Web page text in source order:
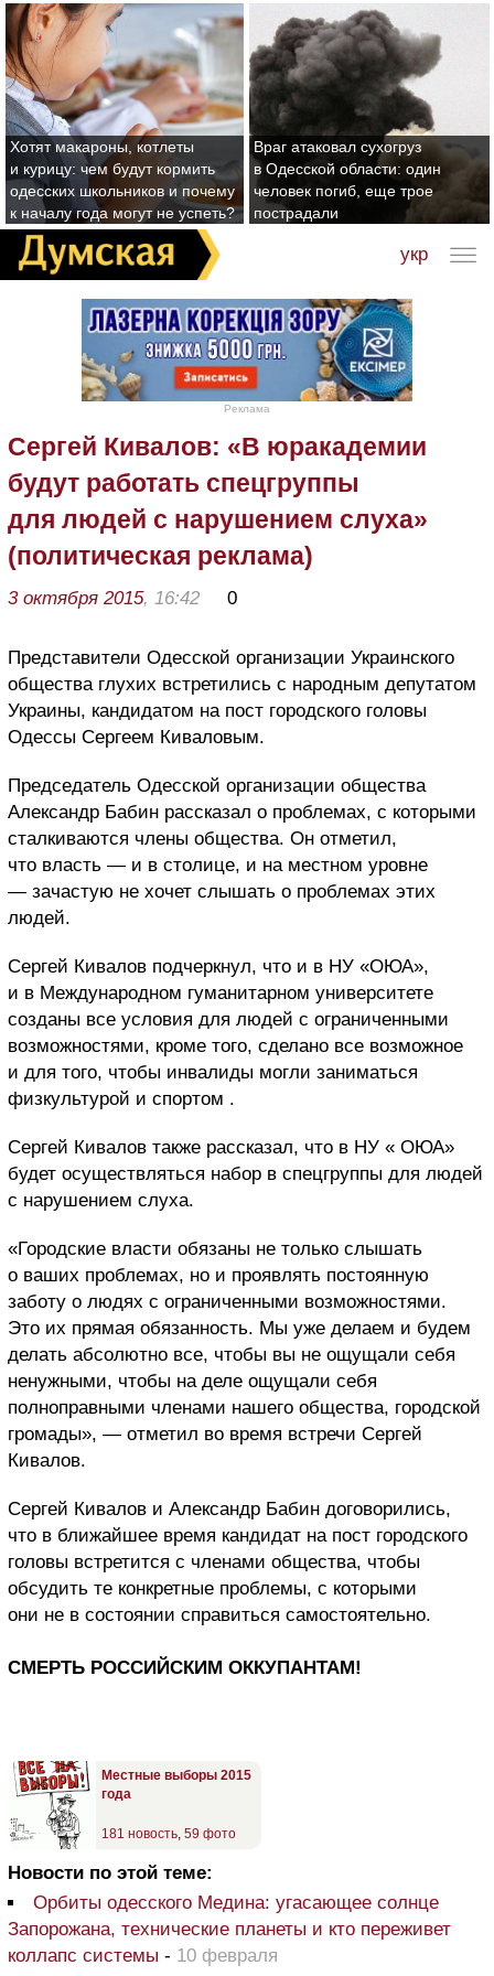
Хотят макароны, котлеты
и курицу: чем будут кормить
одесских школьников и почему
к началу года могут не успеть?
Враг атаковал сухогруз
в Одесской области: один
человек погиб, еще трое
пострадали
укр
Реклама
Сергей Кивалов: «В юракадемии
будут работать спецгруппы
для людей с нарушением слуха»
(политическая реклама)
3 октября 2015, 16:42 0
Представители Одесской организации Украинского
общества глухих встретились с народным депутатом
Украины, кандидатом на пост городского головы
Одессы Сергеем Киваловым.
Председатель Одесской организации общества
Александр Бабин рассказал о проблемах, с которыми
сталкиваются члены общества. Он отметил,
что власть — и в столице, и на местном уровне
— зачастую не хочет слышать о проблемах этих
людей.
Сергей Кивалов подчеркнул, что и в НУ «ОЮА»,
и в Международном гуманитарном университете
созданы все условия для людей с ограниченными
возможностями, кроме того, сделано все возможное
и для того, чтобы инвалиды могли заниматься
физкультурой и спортом .
Сергей Кивалов также рассказал, что в НУ « ОЮА»
будет осуществляться набор в спецгруппы для людей
с нарушением слуха.
«Городские власти обязаны не только слышать
о ваших проблемах, но и проявлять постоянную
заботу о людях с ограниченными возможностями.
Это их прямая обязанность. Мы уже делаем и будем
делать абсолютно все, чтобы вы не ощущали себя
ненужными, чтобы на деле ощущали себя
полноправными членами нашего общества, городской
громады», — отметил во время встречи Сергей
Кивалов.
Сергей Кивалов и Александр Бабин договорились,
что в ближайшее время кандидат на пост городского
головы встретится с членами общества, чтобы
обсудить те конкретные проблемы, с которыми
они не в состоянии справиться самостоятельно.
СМЕРТЬ РОССИЙСКИМ ОККУПАНТАМ!
Местные выборы 2015
года
181 новость, 59 фото
Новости по этой теме:
Орбиты одесского Медина: угасающее солнце
Запорожана, технические планеты и кто переживет
коллапс системы - 10 февраля